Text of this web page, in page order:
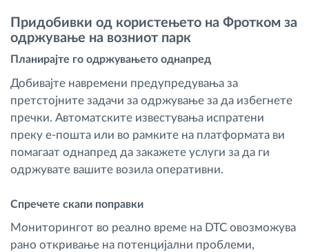
Придобивки од користењето на Фротком за
одржување на возниот парк
Планирајте го одржувањето однапред
Добивајте навремени предупредувања за
претстојните задачи за одржување за да избегнете
пречки. Автоматските известувања испратени
преку е-пошта или во рамките на платформата ви
помагаат однапред да закажете услуги за да ги
одржувате вашите возила оперативни.
Спречете скапи поправки
Мониторингот во реално време на DTC овозможува
рано откривање на потенцијални проблеми,